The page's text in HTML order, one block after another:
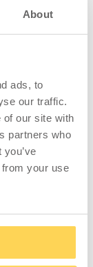
About
ads, to
our traffic.
of our site with
partners who
your use
mit
einer
und
auch für
sorgt.
zu
Diese